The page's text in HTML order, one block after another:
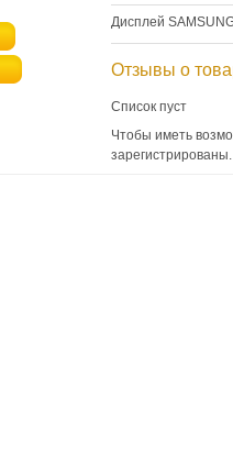
Дисплей
Отзывы о
Список пуст
Чтобы иметь
зарегистрированы.